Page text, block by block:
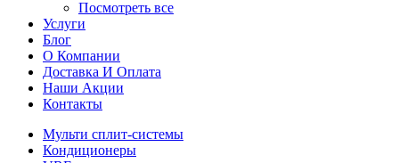
Посмотреть все
Услуги
Блог
О Компании
Доставка И Оплата
Наши Акции
Контакты
Мульти сплит-системы
Кондиционеры